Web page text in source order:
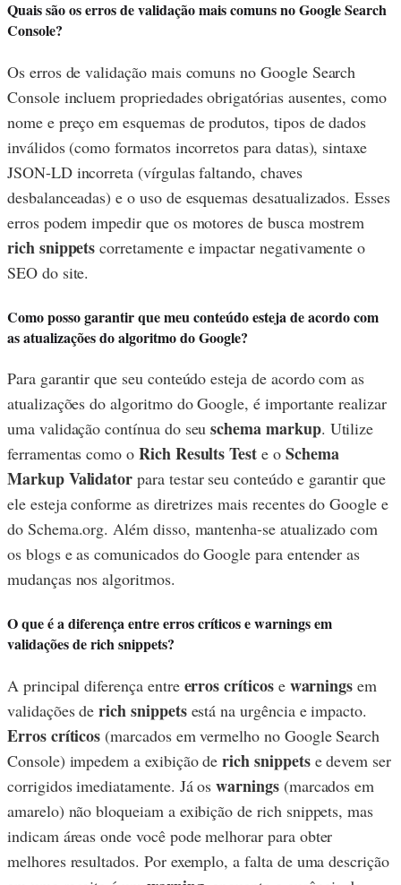
Quais são os erros de validação mais comuns no Google Search
Console?
Os erros de validação mais comuns no Google Search
Console incluem propriedades obrigatórias ausentes, como
nome e preço em esquemas de produtos, tipos de dados
inválidos (como formatos incorretos para datas), sintaxe
JSON-LD incorreta (vírgulas faltando, chaves
desbalanceadas) e o uso de esquemas desatualizados. Esses
erros podem impedir que os motores de busca mostrem
rich snippets corretamente e impactar negativamente o
SEO do site.
Como posso garantir que meu conteúdo esteja de acordo com
as atualizações do algoritmo do Google?
Para garantir que seu conteúdo esteja de acordo com as
atualizações do algoritmo do Google, é importante realizar
uma validação contínua do seuschema markup. Utilize
ferramentas como o Rich Results Test e o Schema
Markup Validator para testar seu conteúdo e garantir que
ele esteja conforme as diretrizes mais recentes do Google e
do Schema.org. Além disso, mantenha-se atualizado com
os blogs e as comunicados do Google para entender as
mudanças nos algoritmos.
O que é a diferença entre erros críticos e warnings em
validações de rich snippets?
A principal diferença entre erros críticose warnings em
validações derich snippetsestá na urgência e impacto.
Erros críticos (marcados em vermelho no Google Search
Console) impedem a exibição derich snippetse devem ser
corrigidos imediatamente. Já oswarnings(marcados em
amarelo) não bloqueiam a exibição de rich snippets, mas
indicam áreas onde você pode melhorar para obter
melhores resultados. Por exemplo, a falta de uma descrição